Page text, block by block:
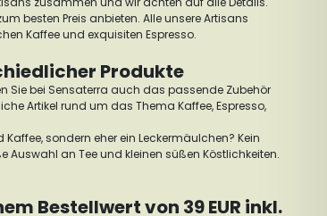
besten Preis anbieten. Alle unsere Artisans
Kaffee und exquisiten Espresso.
Produkte
Sie bei Sensaterra auch das passende Zubehör
Artikel rund um das Thema Kaffee, Espresso,
sondern eher ein Leckermäulchen? Kein
Auswahl an Tee und kleinen süßen Köstlichkeiten.
Bestellwert von 39 EUR inkl.